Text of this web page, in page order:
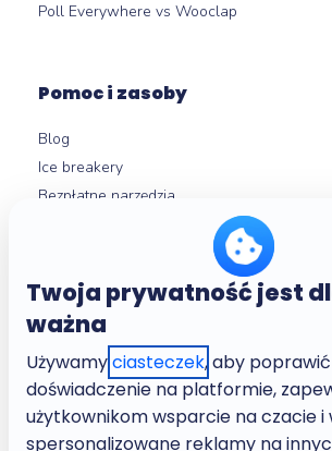
Twoja prywatność jest
ważna
Używamyciasteczek, aby
doświadczenie na platformie,
użytkownikom wsparcie na czacie i
spersonalizowane reklamy na
Poll Everywhere vs Wooclap
Pomoc i zasoby
Blog
Ice breakery
Bezpłatne narzędzia
Mikrouczenie
O nas
Company
Kariera